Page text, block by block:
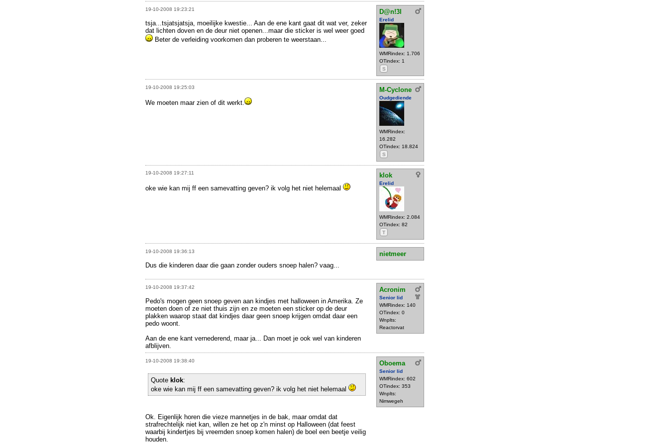
19-10-2008 19:23:21 D@n!3l
Erelid
WMRindex: 1.706
OTindex: 1
S
tsja...tsjatsjatsja, moeilijke kwestie... Aan de ene kant gaat dit wat ver, zeker
dat lichten doven en de deur niet openen...maar die sticker is wel weer goed
Beter de verleiding voorkomen dan proberen te weerstaan...
19-10-2008 19:25:03 M-Cyclone
Oudgediende
WMRindex:
16.282
OTindex: 18.824
S
We moeten maar zien of dit werkt.
19-10-2008 19:27:11 klok
Erelid
WMRindex: 2.084
OTindex: 82
T
oke wie kan mij ff een samevatting geven? ik volg het niet helemaal
19-10-2008 19:36:13
nietmeer
Dus die kinderen daar die gaan zonder ouders snoep halen? vaag...
19-10-2008 19:37:42 Acronim
Senior lid
WMRindex: 140
OTindex: 0
Wnplts:
Reactorvat
Pedo's mogen geen snoep geven aan kindjes met halloween in Amerika. Ze
moeten doen of ze niet thuis zijn en ze moeten een sticker op de deur
plakken waarop staat dat kindjes daar geen snoep krijgen omdat daar een
pedo woont.
Aan de ene kant vernederend, maar ja... Dan moet je ook wel van kinderen
afblijven.
19-10-2008 19:38:40 Oboema
Senior lid
WMRindex: 602
OTindex: 353
Wnplts:
Nimwegeh
Quote klok:
oke wie kan mij ff een samevatting geven? ik volg het niet helemaal
Ok. Eigenlijk horen die vieze mannetjes in de bak, maar omdat dat
strafrechtelijk niet kan, willen ze het op z'n minst op Halloween (dat feest
waarbij kindertjes bij vreemden snoep komen halen) de boel een beetje veilig
houden.